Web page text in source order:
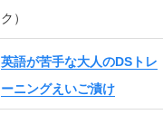
ク）
英語が苦手な大人のDSトレ
ーニングえいご漬け